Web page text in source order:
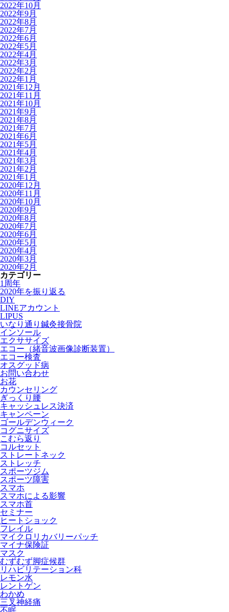
2022年10月
2022年9月
2022年8月
2022年7月
2022年6月
2022年5月
2022年4月
2022年3月
2022年2月
2022年1月
2021年12月
2021年11月
2021年10月
2021年9月
2021年8月
2021年7月
2021年6月
2021年5月
2021年4月
2021年3月
2021年2月
2021年1月
2020年12月
2020年11月
2020年10月
2020年9月
2020年8月
2020年7月
2020年6月
2020年5月
2020年4月
2020年3月
2020年2月
カテゴリー
1周年
2020年を振り返る
DIY
LINEアカウント
LIPUS
いなり通り鍼灸接骨院
インソール
エクササイズ
エコー（緒音波画像診断装置）
エコー検査
オスグッド病
お問い合わせ
お花
カウンセリング
ぎっくり腰
キャッシュレス決済
キャンペーン
ゴールデンウィーク
コグニサイズ
こむら返り
コルセット
ストレートネック
ストレッチ
スポーツジム
スポーツ障害
スマホ
スマホによる影響
スマホ首
セミナー
ヒートショック
フレイル
マイクロリカバリーパッチ
マイナ保険証
マスク
むずむず脚症候群
リハビリテーション科
レモン水
レントゲン
わかめ
三叉神経痛
不眠